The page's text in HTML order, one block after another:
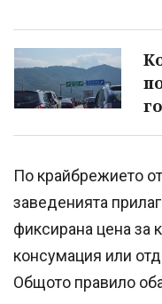
По крайбрежието
заведенията
фиксирана цена за
консумация или
Общото правило